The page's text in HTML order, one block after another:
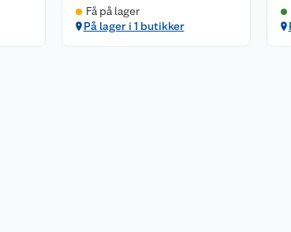
Få på lager
På lager i 1 butikker